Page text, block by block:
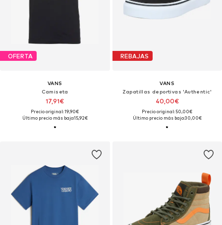
OFERTA
VANS
Camiseta
17,91€
Precio original: 19,90€
Último precio más bajo:15,92€
REBAJAS
VANS
Zapatillas deportivas 'Authentic'
40,00€
Precio original: 50,00€
Último precio más bajo:30,00€